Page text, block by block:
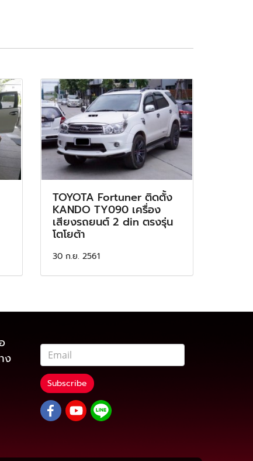
TOYOTA Fortuner ติดตั้ง
KANDO TY090 เครื่อง
เสียงรถยนต์ 2 din ตรงรุ่น
โตโยต้า
30 ก.ย. 2561
ง
Subscribe